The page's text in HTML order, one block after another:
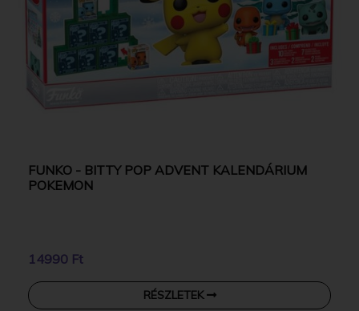
FUNKO - BITTY POP ADVENT KALENDÁRIUM
POKEMON
14990 Ft
RÉSZLETEK